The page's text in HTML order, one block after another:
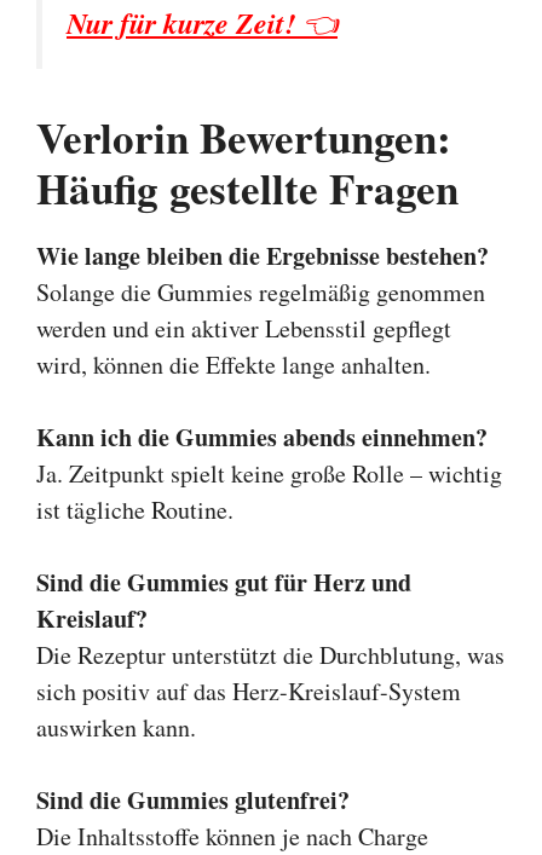
Nur für kurze Zeit! 👈
Verlorin Bewertungen:
Häufig gestellte Fragen
Wie lange bleiben die Ergebnisse bestehen?
Solange die Gummies regelmäßig genommen
werden und ein aktiver Lebensstil gepflegt
wird, können die Effekte lange anhalten.
Kann ich die Gummies abends einnehmen?
Ja. Zeitpunkt spielt keine große Rolle – wichtig
ist tägliche Routine.
Sind die Gummies gut für Herz und
Kreislauf?
Die Rezeptur unterstützt die Durchblutung, was
sich positiv auf das Herz-Kreislauf-System
auswirken kann.
Sind die Gummies glutenfrei?
Die Inhaltsstoffe können je nach Charge